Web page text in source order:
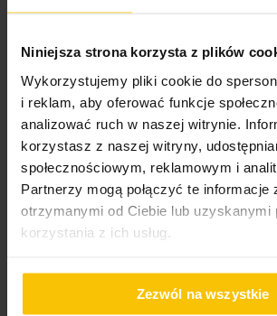
Niniejsza strona korzysta z plików
Wykorzystujemy pliki cookie do
i reklam, aby oferować funkcje
analizować ruch w naszej witrynie.
korzystasz z naszej witryny,
społecznościowym, reklamowym i
Partnerzy mogą połączyć te informacje
otrzymanymi od Ciebie lub uzyskanymi
korzystania z ich usług.
Zezwól na wszystkie
poszewki dekoracyjnej?
poszewki.
100%
Wszystko super
Wysłany na26.01.2022
High-contrast mode
To może Cię